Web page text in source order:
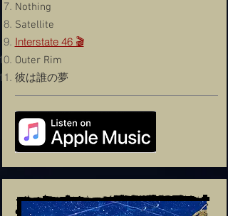
Nothing
Satellite
Interstate 46 🎬
Outer Rim
​彼は誰の夢